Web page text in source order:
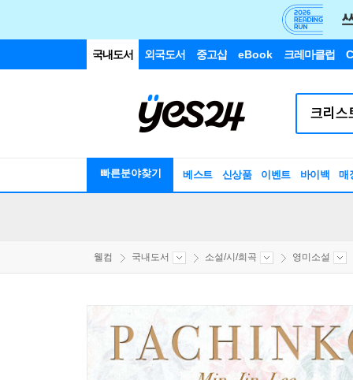
국내도서 외국도서 중고샵 eBook 크레마클럽
빠른분야찾기 베스트 신상품 이벤트 바이백 매
웰컴 국내도서 소설/시/희곡 영미소설